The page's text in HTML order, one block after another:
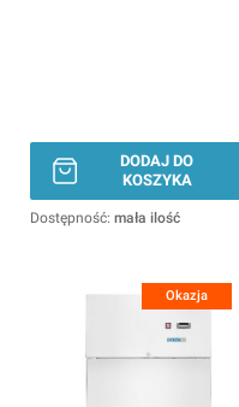
DODAJ DO
KOSZYKA
Dostępność: mała ilość
Okazja